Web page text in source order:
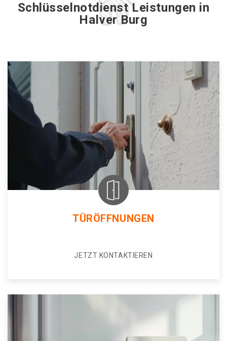
Schlüsselnotdienst Leistungen in
Halver Burg
TÜRÖFFNUNGEN
JETZT KONTAKTIEREN